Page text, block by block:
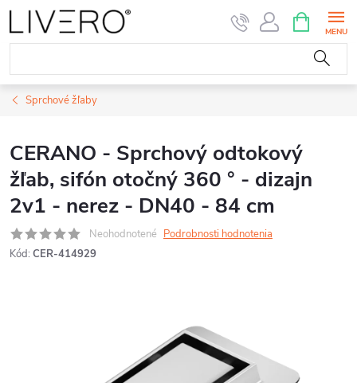
Prejsť
na
obsah
KOŠÍK
Sprchové žľaby
CERANO - Sprchový odtokový
žľab, sifón otočný 360 ° - dizajn
2v1 - nerez - DN40 - 84 cm
Neohodnotené Podrobnosti hodnotenia
Kód: CER-414929